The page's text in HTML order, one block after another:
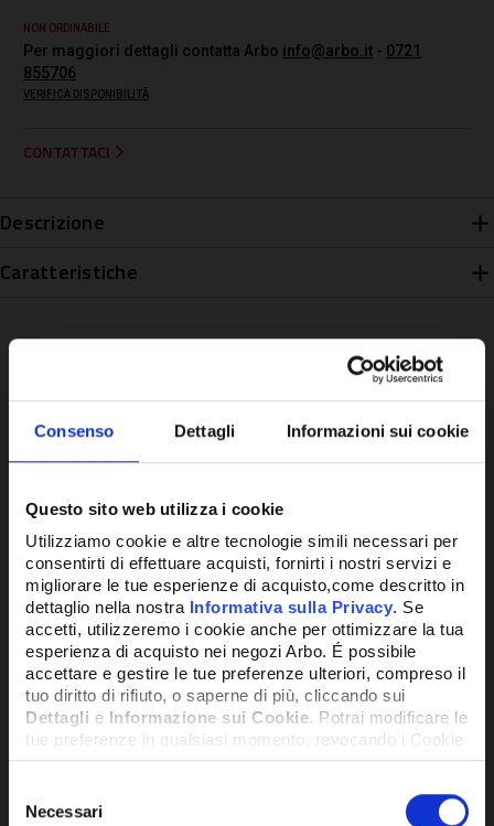
Consenso Dettagli Informazioni sui cookie
Questo sito web utilizza i cookie
Utilizziamo cookie e altre tecnologie simili necessari per
consentirti di effettuare acquisti, fornirti i nostri servizi e
migliorare le tue esperienze di acquisto,come descritto in
dettaglio nella nostra Informativa sulla Privacy. Se
accetti, utilizzeremo i cookie anche per ottimizzare la tua
esperienza di acquisto nei negozi Arbo. É possibile
accettare e gestire le tue preferenze ulteriori, compreso il
tuo diritto di rifiuto, o saperne di più, cliccando sui
Dettagli e Informazione sui Cookie. Potrai modificare le
tue preferenze in qualsiasi momento, revocando i Cookie
precedentemente autorizzati, direttamente dalle
delNecessari
NON ORDINABILE
Per maggiori dettagli contatta Arbo info@arbo.it - 0721
855706
VERIFICA DISPONIBILITÀ
CONTATTACI
Descrizione
Caratteristiche
Potrebbe anche interessarti